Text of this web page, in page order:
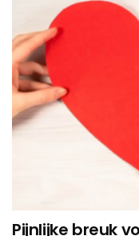
Pijnlijke breuk